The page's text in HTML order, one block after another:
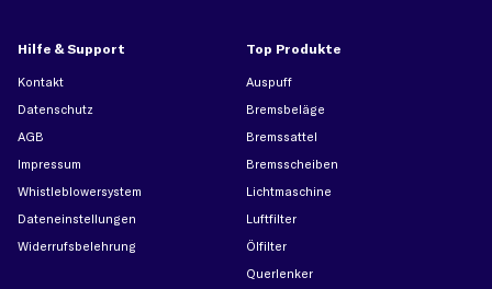
Hilfe & Support
Kontakt
Datenschutz
AGB
Impressum
Whistleblowersystem
Dateneinstellungen
Widerrufsbelehrung
Top Produkte
Auspuff
Bremsbeläge
Bremssattel
Bremsscheiben
Lichtmaschine
Luftfilter
Ölfilter
Querlenker